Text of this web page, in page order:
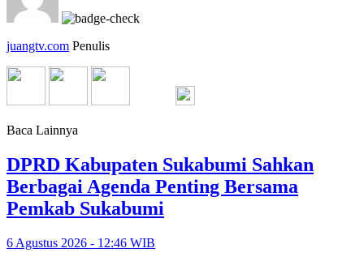
juangtv.com Penulis
Baca Lainnya
DPRD Kabupaten Sukabumi Sahkan
Berbagai Agenda Penting Bersama
Pemkab Sukabumi
6 Agustus 2026 - 12:46 WIB